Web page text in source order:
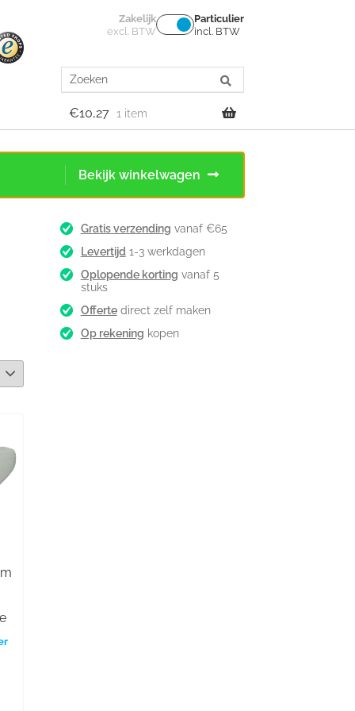
Zakelijk
excl. BTW
Particulier
incl. BTW
Search
for:
€10,27 1 item
Bekijk winkelwagen
Gratis verzending vanaf €65
Levertijd 1-3 werkdagen
Oplopende korting vanaf 5
stuks
Offertedirect zelf maken
Op rekening kopen